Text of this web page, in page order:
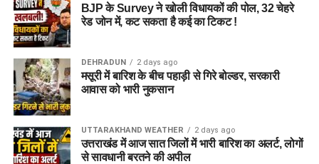
BJP के Survey ने खोली विधायकों की पोल, 32 चेहरे
रेड जोन में, कट सकता है कई का टिकट !
DEHRADUN 2 days ago
मसूरी में बारिश के बीच पहाड़ी से गिरे बोल्डर, सरकारी
आवास को भारी नुकसान
UTTARAKHAND WEATHER 2 days ago
उत्तराखंड में आज सात जिलों में भारी बारिश का अलर्ट, लोगों
से सावधानी बरतने की अपील